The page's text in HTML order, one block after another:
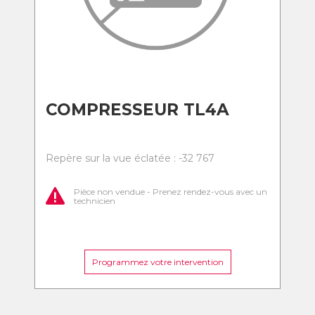
COMPRESSEUR TL4A
Repère sur la vue éclatée : -32 767
Pièce non vendue - Prenez rendez-vous avec un
technicien
Programmez votre intervention